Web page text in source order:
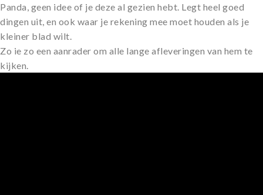
Panda, geen idee of je deze al gezien hebt. Legt heel goed
dingen uit, en ook waar je rekening mee moet houden als je
kleiner blad wilt.
Zo ie zo een aanrader om alle lange afleveringen van hem te
kijken.